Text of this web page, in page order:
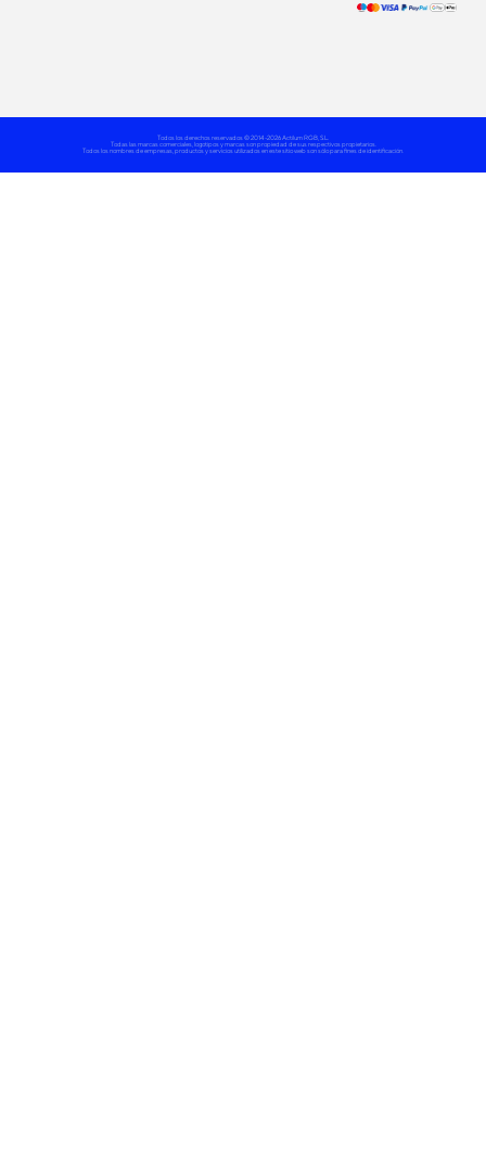
Todos los derechos reservados © 2014 -2026 Actilum RGB, S.L.
Todas las marcas comerciales, logotipos y marcas son propiedad de sus respectivos propietarios.
Todos los nombres de empresas, productos y servicios utilizados en este sitio web son sólo para fines de identificación.